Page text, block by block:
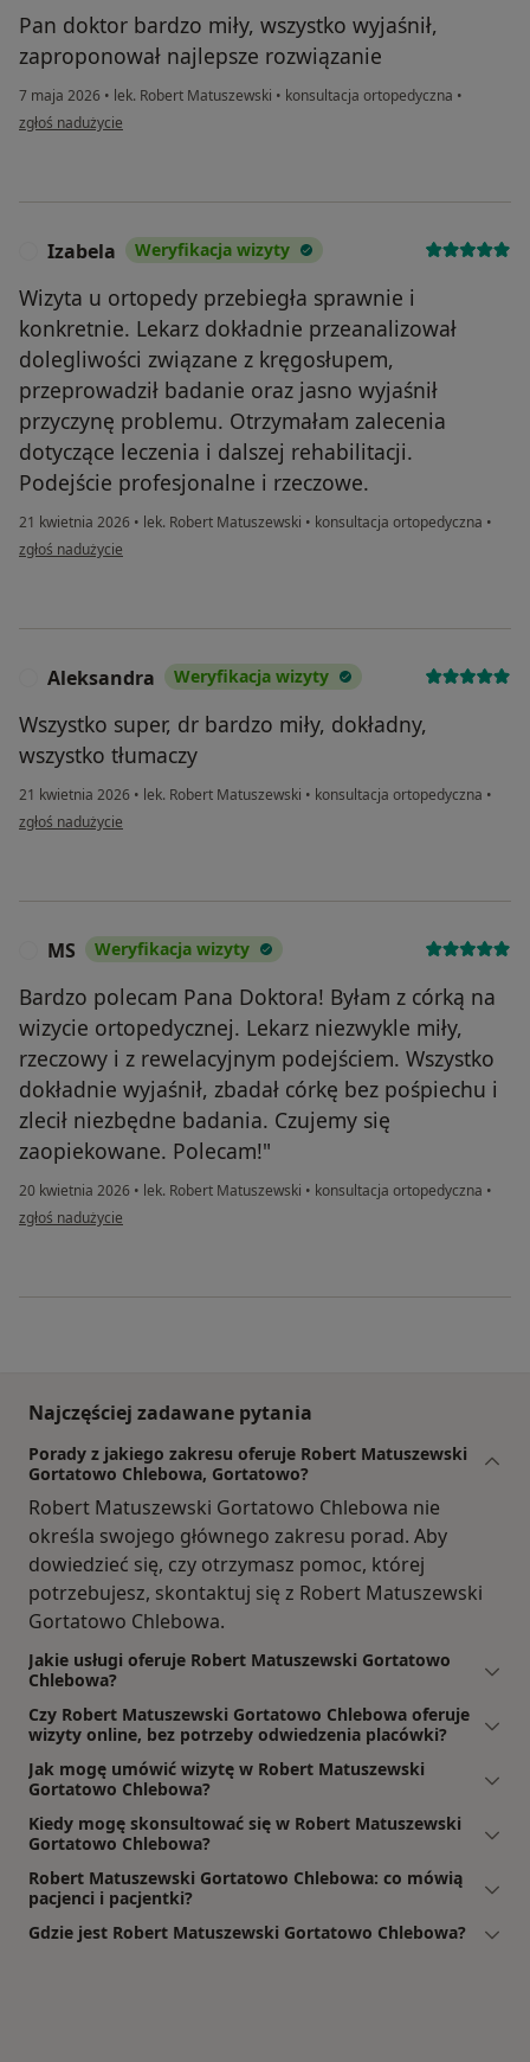
Pan doktor bardzo miły, wszystko wyjaśnił,
zaproponował najlepsze rozwiązanie
7 maja 2026 • lek. Robert Matuszewski • konsultacja ortopedyczna •
w opinii użytkownika Agnieszka
zgłoś nadużycie
Izabela Weryfikacja wizyty
Wizyta u ortopedy przebiegła sprawnie i
konkretnie. Lekarz dokładnie przeanalizował
dolegliwości związane z kręgosłupem,
przeprowadził badanie oraz jasno wyjaśnił
przyczynę problemu. Otrzymałam zalecenia
dotyczące leczenia i dalszej rehabilitacji.
Podejście profesjonalne i rzeczowe.
21 kwietnia 2026 • lek. Robert Matuszewski • konsultacja ortopedyczna •
w opinii użytkownika Izabela
zgłoś nadużycie
Aleksandra Weryfikacja wizyty
Wszystko super, dr bardzo miły, dokładny,
wszystko tłumaczy
21 kwietnia 2026 • lek. Robert Matuszewski • konsultacja ortopedyczna •
w opinii użytkownika Aleksandra
zgłoś nadużycie
MS Weryfikacja wizyty
Bardzo polecam Pana Doktora! Byłam z córką na
wizycie ortopedycznej. Lekarz niezwykle miły,
rzeczowy i z rewelacyjnym podejściem. Wszystko
dokładnie wyjaśnił, zbadał córkę bez pośpiechu i
zlecił niezbędne badania. Czujemy się
zaopiekowane. Polecam!"
20 kwietnia 2026 • lek. Robert Matuszewski • konsultacja ortopedyczna •
w opinii użytkownika MS
zgłoś nadużycie
Najczęściej zadawane pytania
Porady z jakiego zakresu oferuje Robert Matuszewski
Gortatowo Chlebowa, Gortatowo?
Robert Matuszewski Gortatowo Chlebowa nie
określa swojego głównego zakresu porad. Aby
dowiedzieć się, czy otrzymasz pomoc, której
potrzebujesz, skontaktuj się z Robert Matuszewski
Gortatowo Chlebowa.
Jakie usługi oferuje Robert Matuszewski Gortatowo
Chlebowa?
Czy Robert Matuszewski Gortatowo Chlebowa oferuje
wizyty online, bez potrzeby odwiedzenia placówki?
Jak mogę umówić wizytę w Robert Matuszewski
Gortatowo Chlebowa?
Kiedy mogę skonsultować się w Robert Matuszewski
Gortatowo Chlebowa?
Robert Matuszewski Gortatowo Chlebowa: co mówią
pacjenci i pacjentki?
Gdzie jest Robert Matuszewski Gortatowo Chlebowa?